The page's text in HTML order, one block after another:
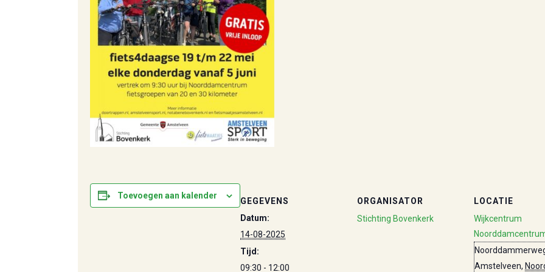
Toevoegen aan kalender
GEGEVENS
Datum:
14-08-2025
Tijd:
09:30 - 12:00
ORGANISATOR
Stichting Bovenkerk
LOCATIE
Wijkcentrum
Amstelveen,